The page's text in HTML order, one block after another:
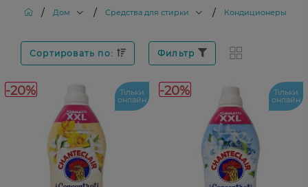
/ Дом / Средства для стирки / Кондиционеры и
Сортировать по: Фильтр
-20% Тільки
онлайн
-20% Тільки
онлайн